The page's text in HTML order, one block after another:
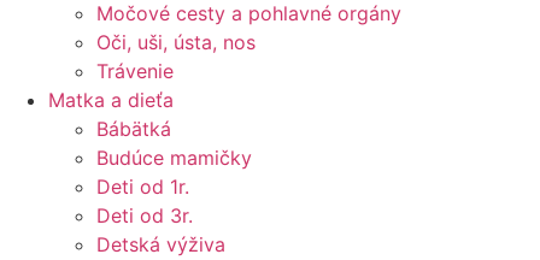
Močové cesty a pohlavné orgány
Oči, uši, ústa, nos
Trávenie
Matka a dieťa
Bábätká
Budúce mamičky
Deti od 1r.
Deti od 3r.
Detská výživa